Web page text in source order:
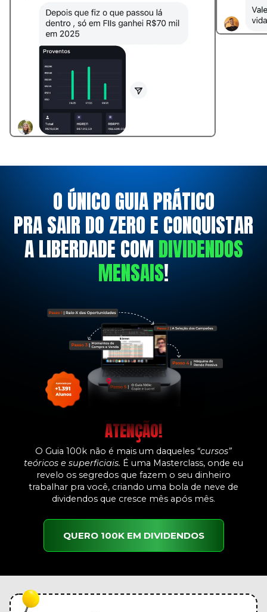
O ÚNICO GUIA PRÁTICO
PRA SAIR DO ZERO E CONQUISTAR
A LIBERDADE COMDIVIDENDOS
MENSAIS!
ATENÇÃO!
O Guia 100k não é mais um daqueles “cursos”
teóricos e superficiais. É uma Masterclass, onde eu
revelo os segredos que fazem o seu dinheiro
trabalhar pra você, criando uma bola de neve de
dividendos que cresce mês após mês.
QUERO 100K EM DIVIDENDOS